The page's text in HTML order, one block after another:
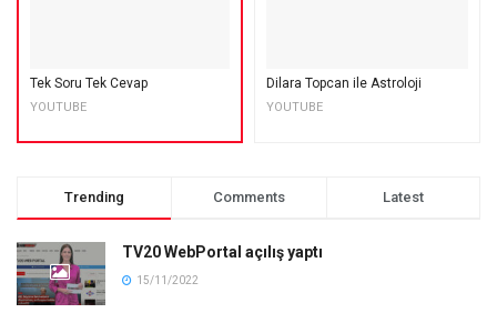
Tek Soru Tek Cevap
YOUTUBE
Dilara Topcan ile Astroloji
YOUTUBE
Trending Comments Latest
TV20 WebPortal açılış yaptı
15/11/2022